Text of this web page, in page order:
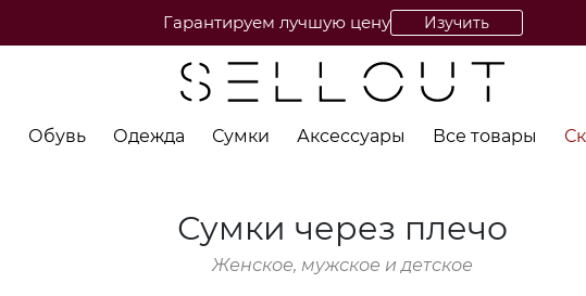
Приглашай друзей и получай до 7000₽ Изучить
Обувь Одежда Сумки Аксессуары Все товары
Сумки через плечо
Женское, мужское и детское